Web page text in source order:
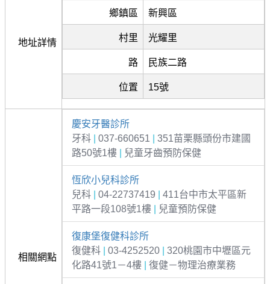
地址詳情
鄉鎮區 新興區
村里 光耀里
路 民族二路
位置 15號
相關網點
慶安牙醫診所
牙科
037-660651
351苗栗縣頭份市建國
路50號1樓
兒童牙齒預防保健
恆欣小兒科診所
兒科
04-22737419
411台中市太平區新
平路一段108號1樓
兒童預防保健
復康堡復健科診所
復健科
03-4252520
320桃園市中壢區元
化路41號1－4樓
復健－物理治療業務